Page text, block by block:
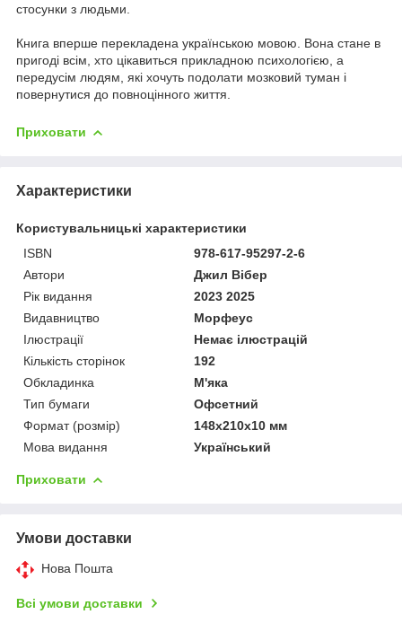
стосунки з людьми.
Книга вперше перекладена українською мовою. Вона стане в
пригоді всім, хто цікавиться прикладною психологією, а
передусім людям, які хочуть подолати мозковий туман і
повернутися до повноцінного життя.
Приховати
Характеристики
Користувальницькі характеристики
ISBN
978-617-95297-2-6
Автори
Джил Вібер
Рік видання
2023 2025
Видавництво
Морфеус
Ілюстрації
Немає ілюстрацій
Кількість сторінок
192
Обкладинка
М'яка
Тип бумаги
Офсетний
Формат (розмір)
148х210х10 мм
Мова видання
Український
Приховати
Умови доставки
Нова Пошта
Всі умови доставки